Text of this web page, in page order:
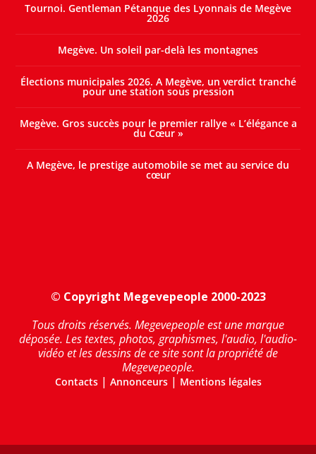
Tournoi. Gentleman Pétanque des Lyonnais de Megève
2026
Megève. Un soleil par-delà les montagnes
Élections municipales 2026. A Megève, un verdict tranché
pour une station sous pression
Megève. Gros succès pour le premier rallye « L’élégance a
du Cœur »
A Megève, le prestige automobile se met au service du
cœur
© Copyright Megevepeople 2000-2023
Tous droits réservés. Megevepeople est une marque
déposée. Les textes, photos, graphismes, l'audio, l'audio-
vidéo et les dessins de ce site sont la propriété de
Megevepeople.
Contacts| Annonceurs| Mentions légales